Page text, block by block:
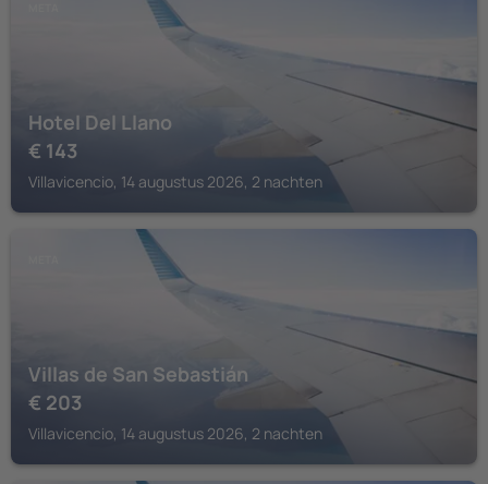
Hotel Del Llano
€ 143
Villavicencio, 14 augustus 2026, 2 nachten
Villas de San Sebastián
€ 203
Villavicencio, 14 augustus 2026, 2 nachten